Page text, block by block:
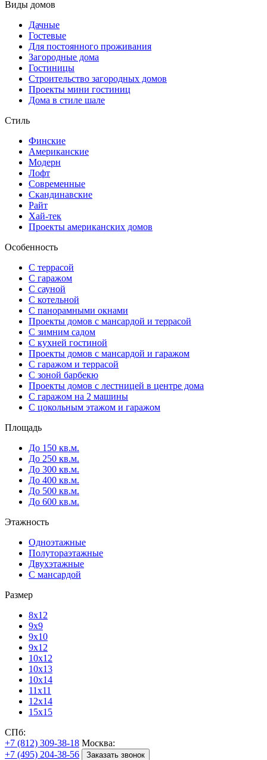
Виды домов
Дачные
Гостевые
Для постоянного проживания
Загородные дома
Гостиницы
Строительство загородных домов
Проекты мини гостиниц
Дома в стиле шале
Стиль
Финские
Американские
Модерн
Лофт
Современные
Скандинавские
Райт
Хай-тек
Проекты американских домов
Особенность
С террасой
С гаражом
С сауной
С котельной
С панорамными окнами
Проекты домов с мансардой и террасой
С зимним садом
С кухней гостиной
Проекты домов с мансардой и гаражом
С гаражом и террасой
С зоной барбекю
Проекты домов с лестницей в центре дома
С гаражом на 2 машины
С цокольным этажом и гаражом
Площадь
До 150 кв.м.
До 250 кв.м.
До 300 кв.м.
До 400 кв.м.
До 500 кв.м.
До 600 кв.м.
Этажность
Одноэтажные
Полутораэтажные
Двухэтажные
С мансардой
Размер
8х12
9х9
9х10
9х12
10х12
10х13
10х14
11х11
12х14
15х15
СПб:
+7 (812) 309-38-18 Москва:
+7 (495) 204-38-56
Заказать звонок